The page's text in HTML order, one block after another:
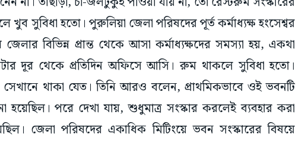
সুবিধা হতো। পুরুলিয়া জেলা পরিষদের পূর্ত কর্মাধ্যক্ষ হংসেশ্বর
বিভিন্ন প্রান্ত থেকে আসা কর্মাধ্যক্ষদের সমস্যা হয়, একথা
দূর থেকে প্রতিদিন অফিসে আসি। রুম থাকলে সুবিধা হতো।
থাকা যেত। তিনি আরও বলেন, প্রাথমিকভাবে ওই ভবনটি
পরে দেখা যায়, শুধুমাত্র সংস্কার করলেই ব্যবহার করা
জেলা পরিষদের একাধিক মিটিংয়ে ভবন সংস্কারের বিষয়ে